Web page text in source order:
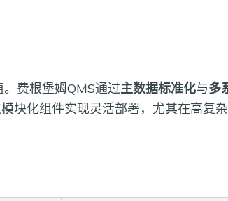
。费根堡姆QMS通过主数据标准化与多
块化组件实现灵活部署，尤其在高复